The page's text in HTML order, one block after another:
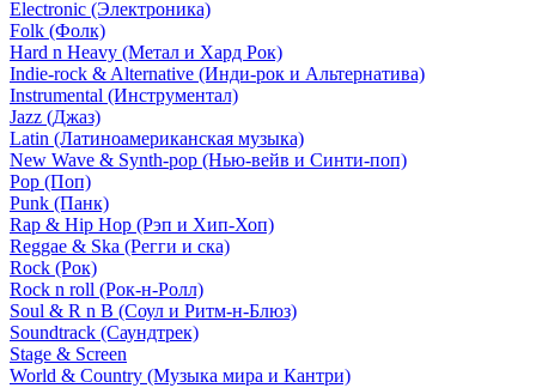
Electronic (Электроника)
Folk (Фолк)
Hard n Heavy (Метал и Хард Рок)
Indie-rock & Alternative (Инди-рок и Альтернатива)
Instrumental (Инструментал)
Jazz (Джаз)
Latin (Латиноамериканская музыка)
New Wave & Synth-pop (Нью-вейв и Синти-поп)
Pop (Поп)
Punk (Панк)
Rap & Hip Hop (Рэп и Хип-Хоп)
Reggae & Ska (Регги и ска)
Rock (Рок)
Rock n roll (Рок-н-Ролл)
Soul & R n B (Соул и Ритм-н-Блюз)
Soundtrack (Саундтрек)
Stage & Screen
World & Country (Музыка мира и Кантри)